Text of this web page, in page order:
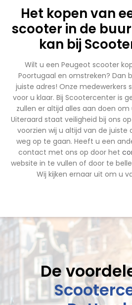
Het kopen van
scooter in de
kan bij
Wilt u een Peugeot scooter
Poortugaal en omstreken? Dan
juiste adres! Onze medewerkers
voor u klaar. Bij Scootercenter is
zullen er altijd alles aan doen
Uiteraard staat veiligheid bij ons
voorzien wij u altijd van de juiste
weg op te gaan. Heeft u een
contact met ons op door het
website in te vullen of door te bellen
Wij kijken ernaar uit om u
De